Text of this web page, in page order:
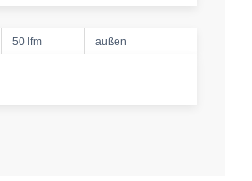
50 lfm außen